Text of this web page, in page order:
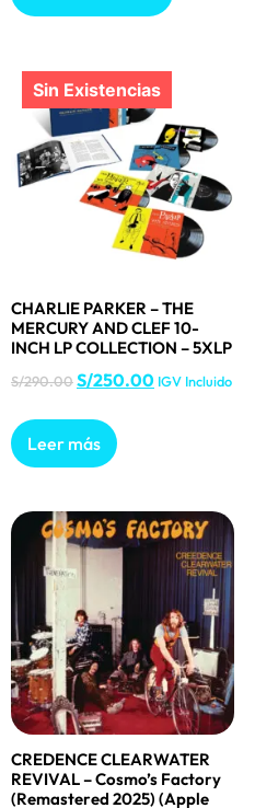
CHARLIE PARKER – THE
MERCURY AND CLEF 10-
INCH LP COLLECTION – 5XLP
S/290.00S/250.00 IGV Incluido
Leer más
CREDENCE CLEARWATER
REVIVAL – Cosmo’s Factory
(Remastered 2025) (Apple